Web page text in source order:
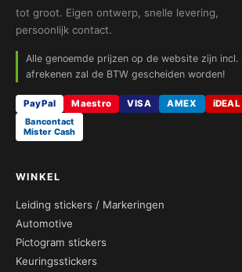
tot groot. Eigen ontwerp, snelle levering,
persoonlijk contact.
Alle genoemde prijzen op de website zijn incl.
afrekenen zal de BTW gescheiden worden!
PayPal Maestro VISA AMEX iDEAL
Bancontact
Mister Cash
WINKEL
Leiding stickers / Markeringen
Automotive
Pictogram stickers
Keuringsstickers